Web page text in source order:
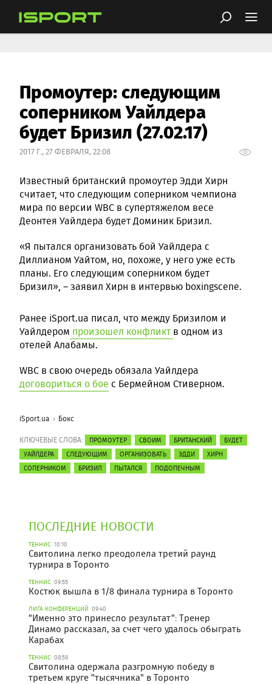
Промоутер: следующим
соперником Уайлдера
будет Бризил (27.02.17)
2017 Г., 27 ФЕВРАЛЯ, 22:08
Известный британский промоутер Эдди Хирн
считает, что следующим соперником чемпиона
мира по версии WBC в супертяжелом весе
Деонтея Уайлдера будет Доминик Бризил.
«Я пытался организовать бой Уайлдера с
Диллианом Уайтом, но, похоже, у него уже есть
планы. Его следующим соперником будет
Бризил», – заявил Хирн в интервью boxingscene.
Ранее iSport.ua писал, что между Бризилом и
Уайлдером произошел конфликт в одном из
отелей Алабамы.
WBC в свою очередь обязала Уайлдера
договориться о бое с Бермейном Стиверном.
iSport.ua Бокс
КЛЮЧЕВЫЕ СЛОВА: ПРОМОУТЕР СВОИМ БРИТАНСКИЙ
БУДЕТ
УАЙЛДЕРА
СЛЕДУЮЩИМ ОРГАНИЗОВАТЬ ЭДДИ
ХИРН
СОПЕРНИКОМ
БРИЗИЛ ПЫТАЛСЯ ПОДОПЕЧНЫМ
ПОСЛЕДНИЕ НОВОСТИ
ТЕННИС 10:10
Свитолина легко преодолела третий раунд
турнира в Торонто
ТЕННИС 09:55
Костюк вышла в 1/8 финала турнира в Торонто
ЛИГА КОНФЕРЕНЦИЙ 09:40
"Именно это принесло результат": Тренер
Динамо рассказал, за счет чего удалось обыграть
Карабах
ТЕННИС 08:58
Свитолина одержала разгромную победу в
третьем круге "тысячника" в Торонто